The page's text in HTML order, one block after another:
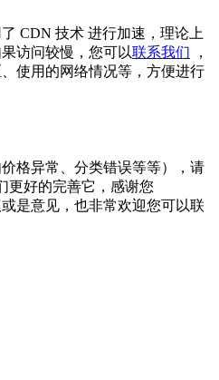
CDN 技术 进行加速，理论上
访问较慢，您可以联系我们 ，
使用的网络情况等，方便进行
格异常、分类错误等等），请
更好的完善它，感谢您
是意见，也非常欢迎您可以联